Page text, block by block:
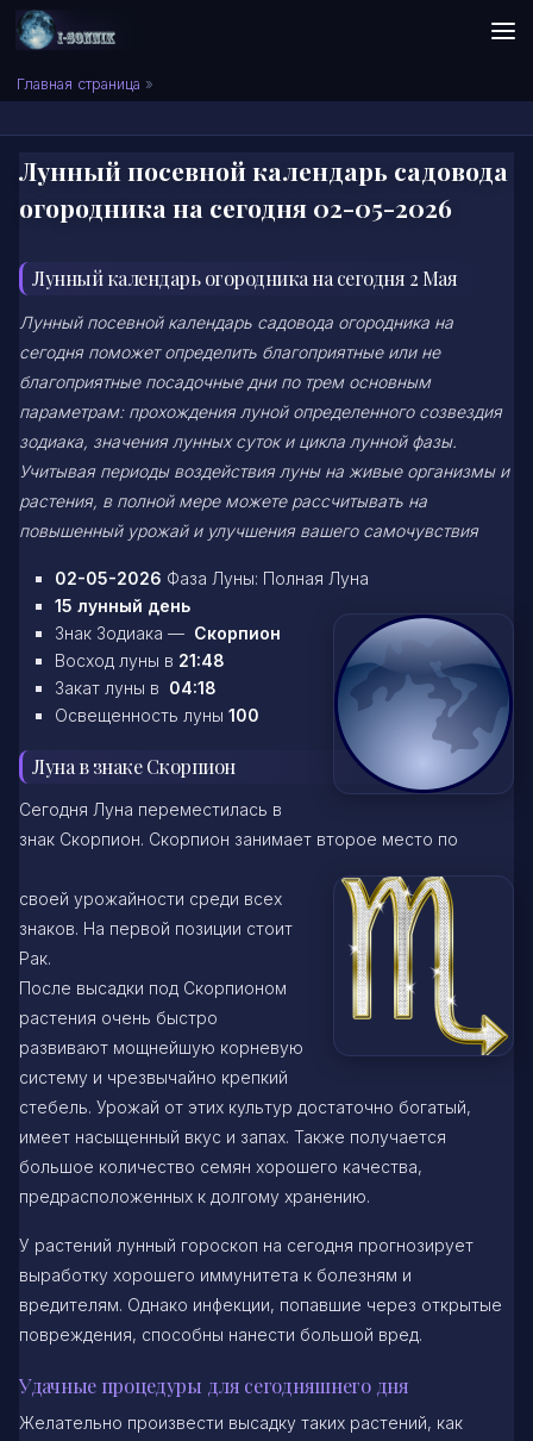
Skip to content
Сонник I-SONNIK.COM
Главная страница »
Лунный посевной календарь садовода
огородника на сегодня 02-05-2026
Лунный календарь огородника на сегодня 2 Мая
Лунный посевной календарь садовода огородника на
сегодня поможет определить благоприятные или не
благоприятные посадочные дни по трем основным
параметрам: прохождения луной определенного созвездия
зодиака, значения лунных суток и цикла лунной фазы.
Учитывая периоды воздействия луны на живые организмы и
растения, в полной мере можете рассчитывать на
повышенный урожай и улучшения вашего самочувствия
02-05-2026 Фаза Луны: Полная Луна
15 лунный день
Знак Зодиака — Скорпион
Восход луны в 21:48
Закат луны в 04:18
Освещенность луны 100
Луна в знаке Скорпион
Сегодня Луна переместилась в
знак Скорпион. Скорпион занимает второе место по
своей урожайности среди всех
знаков. На первой позиции стоит
Рак.
После высадки под Скорпионом
растения очень быстро
развивают мощнейшую корневую
систему и чрезвычайно крепкий
стебель. Урожай от этих культур достаточно богатый,
имеет насыщенный вкус и запах. Также получается
большое количество семян хорошего качества,
предрасположенных к долгому хранению.
У растений лунный гороскоп на сегодня прогнозирует
выработку хорошего иммунитета к болезням и
вредителям. Однако инфекции, попавшие через открытые
повреждения, способны нанести большой вред.
Удачные процедуры для сегодняшнего дня
Желательно произвести высадку таких растений, как